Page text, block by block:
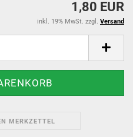
1,80 EUR
inkl. 19% MwSt. zzgl. Versand
MERKZETTEL